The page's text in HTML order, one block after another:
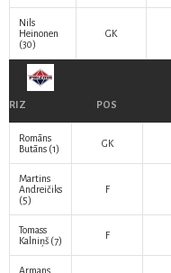
Nils
Heinonen
(30)
GK
RIZ POS
Romāns
Butāns (1) GK
Martins
Andreičiks
(5)
F
Tomass
Kalniņš (7) F
Armans